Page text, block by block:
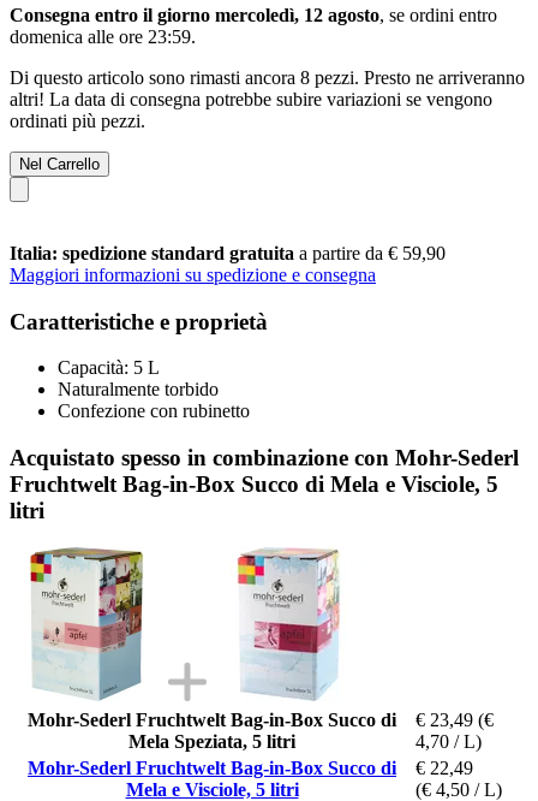
Consegna entro il giorno mercoledì, 12 agosto, se ordini entro
domenica alle ore 23:59.
Di questo articolo sono rimasti ancora 8 pezzi. Presto ne arriveranno
altri! La data di consegna potrebbe subire variazioni se vengono
ordinati più pezzi.
Nel Carrello
Italia: spedizione standard gratuita a partire da € 59,90
Maggiori informazioni su spedizione e consegna
Caratteristiche e proprietà
Capacità: 5 L
Naturalmente torbido
Confezione con rubinetto
Acquistato spesso in combinazione con Mohr-Sederl
Fruchtwelt Bag-in-Box Succo di Mela e Visciole, 5
litri
Mohr-Sederl Fruchtwelt Bag-in-Box Succo di
Mela Speziata, 5 litri
€ 23,49 (€
4,70 / L)
Mohr-Sederl Fruchtwelt Bag-in-Box Succo di
Mela e Visciole, 5 litri
€ 22,49
(€ 4,50 / L)